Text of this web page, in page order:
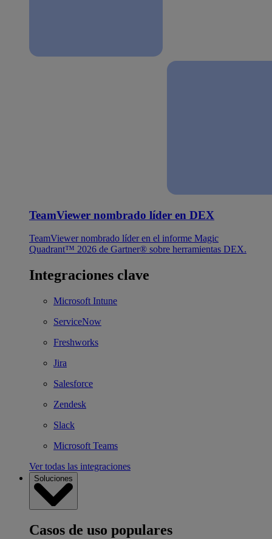
TeamViewer nombrado líder en DEX
TeamViewer nombrado líder en el informe Magic
Quadrant™ 2026 de Gartner® sobre herramientas DEX.
Integraciones clave
Microsoft Intune
ServiceNow
Freshworks
Jira
Salesforce
Zendesk
Slack
Microsoft Teams
Ver todas las integraciones
Soluciones
Casos de uso populares